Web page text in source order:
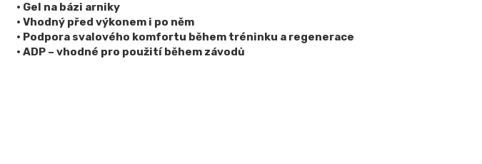
• Gel na bázi arniky
• Vhodný před výkonem i po něm
• Podpora svalového komfortu během tréninku a regenerace
• ADP – vhodné pro použití během závodů